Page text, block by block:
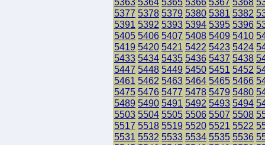
5377 5378 5379 5380 5381 5382
5391 5392 5393 5394 5395 5396
5405 5406 5407 5408 5409 5410
5419 5420 5421 5422 5423 5424
5433 5434 5435 5436 5437 5438
5447 5448 5449 5450 5451 5452
5461 5462 5463 5464 5465 5466
5475 5476 5477 5478 5479 5480
5489 5490 5491 5492 5493 5494
5503 5504 5505 5506 5507 5508
5517 5518 5519 5520 5521 5522
5531 5532 5533 5534 5535 5536